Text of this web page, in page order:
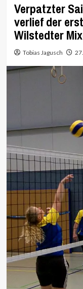
Verpatzter
verlief der
Wilstedter
Tobias Jagusch